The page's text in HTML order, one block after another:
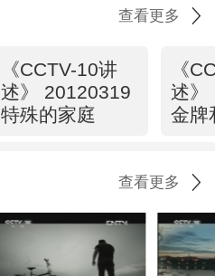
查看更多
《CCTV-10讲
述》 20120319
特殊的家庭
《
述》
金牌
查看更多